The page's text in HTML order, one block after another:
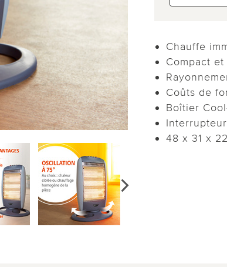
Chauffe
Compact
Coûts de
Boîtier
48 x 31 x